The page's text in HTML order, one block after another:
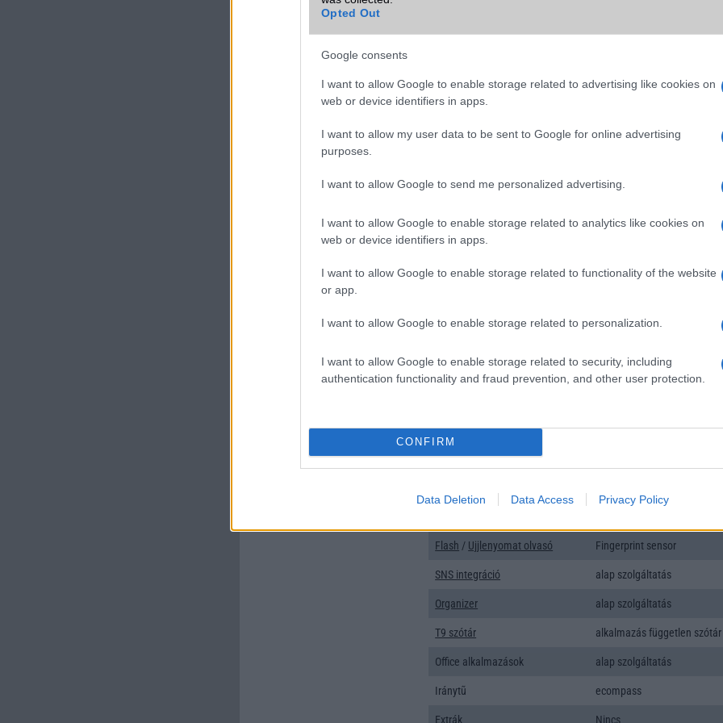
Opted Out
Google consents
I want to allow Google to enable storage related to advertising like cookies on
web or device identifiers in apps.
I want to allow my user data to be sent to Google for online advertising
purposes.
I want to allow Google to send me personalized advertising.
I want to allow Google to enable storage related to analytics like cookies on
web or device identifiers in apps.
I want to allow Google to enable storage related to functionality of the website
or app.
I want to allow Google to enable storage related to personalization.
I want to allow Google to enable storage related to security, including
authentication functionality and fraud prevention, and other user protection.
CONFIRM
Data Deletion Data Access Privacy Policy
Wi-Fi (alap)g/b v6 (ax)
Wi-Fi extra
NFC Van
GPS
(Japán), NavIC (India, új)
AKKUMULÁTOR
Típus Li-Polimer
Beszélgetési idő h /
Gyorstöltés
Flash / Ujjlenyomat olvasó Fingerprint sensor
SNS integráció alap szolgáltatás
Organizer alap szolgáltatás
T9 szótár alkalmazás független szótár
Office alkalmazások alap szolgáltatás
Iránytũ ecompass
Extrák Nincs